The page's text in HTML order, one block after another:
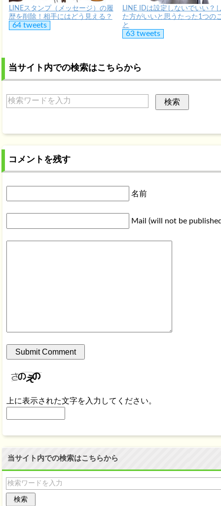
LINEスタンプ（メッセージ）の履
歴を削除！相手にはどう見える？
64 tweets
LINE IDは設定しないでいい？
た方がいいと思うたった1つの
と
63 tweets
当サイト内での検索はこちらから
コメントを残す
名前
Mail (will not be
上に表示された文字を入力してください。
当サイト内での検索はこちらから